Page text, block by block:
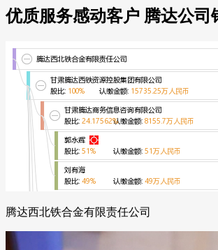
优质服务感动客户 腾达公司
腾达西北铁合金有限责任公司